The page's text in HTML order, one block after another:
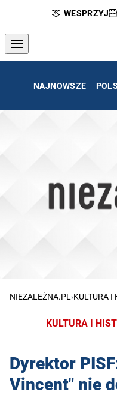
WESPRZYJ
NAJNOWSZE
NIEZALEŻNA.PL ›KULTURA I
KULTURA I
Dyrektor
Vincent" nie